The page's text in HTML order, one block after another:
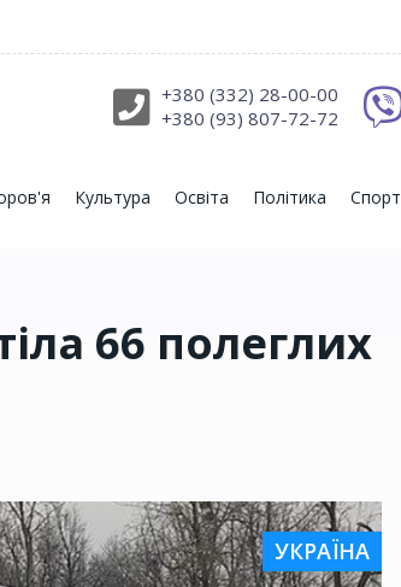
+380 (332) 28-00-00
+380 (93) 807-72-72
Культура Освіта Політика Спорт
66 полеглих
УКРАЇНА